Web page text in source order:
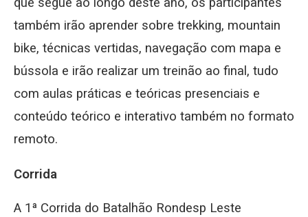
também irão aprender sobre trekking, mountain
bike, técnicas vertidas, navegação com mapa e
bússola e irão realizar um treinão ao final, tudo
com aulas práticas e teóricas presenciais e
conteúdo teórico e interativo também no formato
remoto.
Corrida
A 1ª Corrida do Batalhão Rondesp Leste